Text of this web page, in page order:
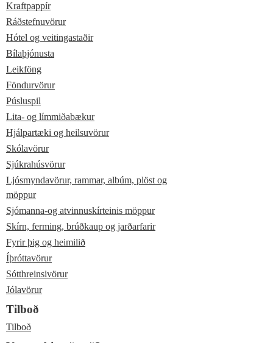
Kraftpappír
Ráðstefnuvörur
Hótel og veitingastaðir
Bílaþjónusta
Leikföng
Föndurvörur
Púsluspil
Lita- og límmiðabækur
Hjálpartæki og heilsuvörur
Skólavörur
Sjúkrahúsvörur
Ljósmyndavörur, rammar, albúm, plöst og
möppur
Sjómanna-og atvinnuskírteinis möppur
Skírn, ferming, brúðkaup og jarðarfarir
Fyrir þig og heimilið
Íþróttavörur
Sótthreinsivörur
Jólavörur
Tilboð
Tilboð